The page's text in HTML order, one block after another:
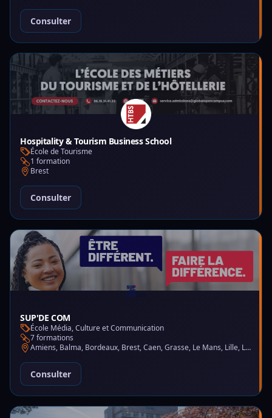
Consulter
Hospitality & Tourism Business School
École de Tourisme
1 formation
Brest
Consulter
SUP'DE COM
École Média, Culture et Communication
7 formations
Amiens, Balma, Bordeaux, Brest, Caen, Grasse, Le Mans, Lille, Lyon, Montpellier, Nantes, Nice, Paris, Saint-Martin-d'Hères
Consulter